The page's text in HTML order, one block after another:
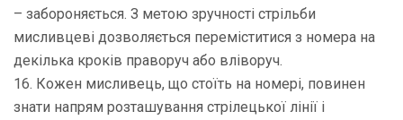
– забороняється. З метою зручності стрільби
мисливцеві дозволяється переміститися з номера на
декілька кроків праворуч або вліворуч.
16. Кожен мисливець, що стоїть на номері, повинен
знати напрям розташування стрілецької лінії і